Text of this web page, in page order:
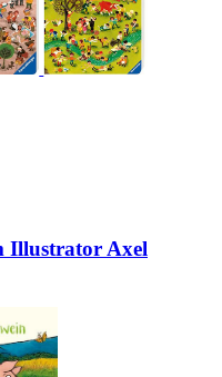
Illustrator Axel